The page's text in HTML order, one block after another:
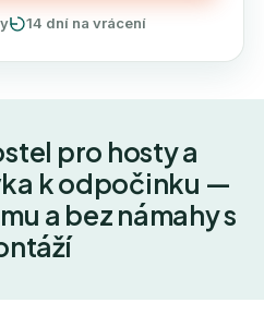
14 dní na vrácení
pro hosty a
k odpočinku —
a bez námahy s